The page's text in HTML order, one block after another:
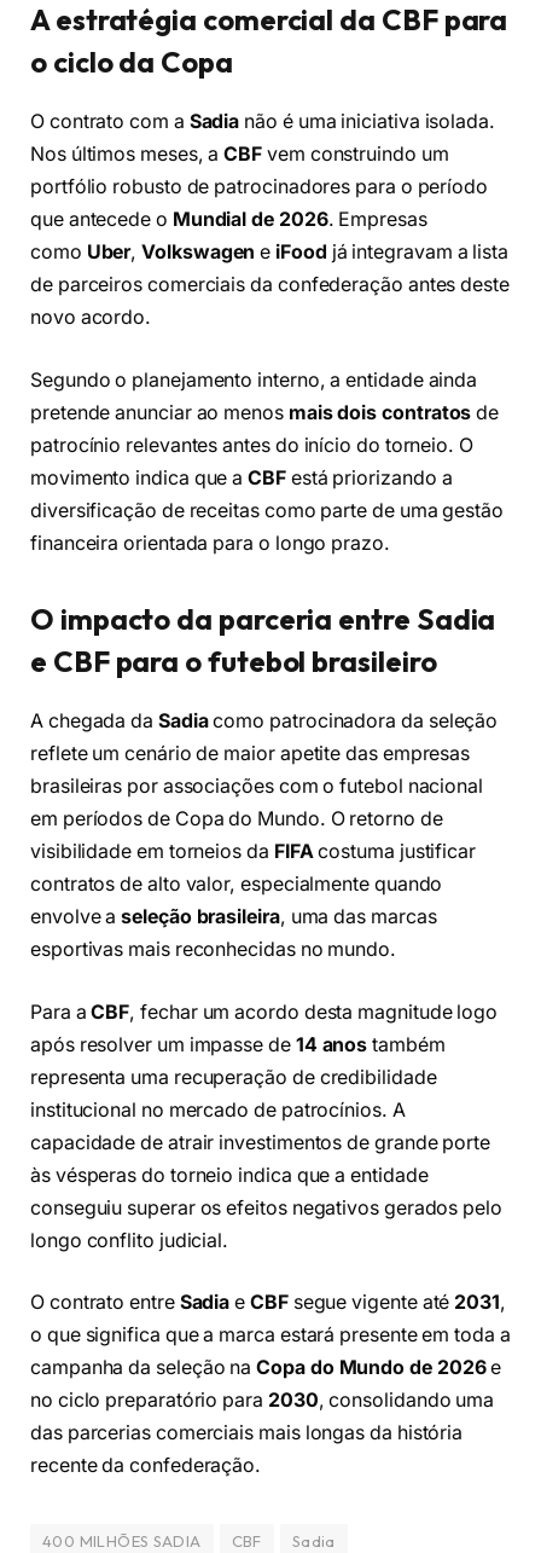
A estratégia comercial da CBF para
o ciclo da Copa
O contrato com a Sadia não é uma iniciativa isolada.
Nos últimos meses, aCBF vem construindo um
portfólio robusto de patrocinadores para o período
que antecede o Mundial de 2026. Empresas
como Uber,Volkswagen e iFood já integravam a lista
de parceiros comerciais da confederação antes deste
novo acordo.
Segundo o planejamento interno, a entidade ainda
pretende anunciar ao menos mais dois contratos de
patrocínio relevantes antes do início do torneio. O
movimento indica que aCBFestá priorizando a
diversificação de receitas como parte de uma gestão
financeira orientada para o longo prazo.
O impacto da parceria entre Sadia
e CBF para o futebol brasileiro
A chegada da Sadiacomo patrocinadora da seleção
reflete um cenário de maior apetite das empresas
brasileiras por associações com o futebol nacional
em períodos de Copa do Mundo. O retorno de
visibilidade em torneios da FIFAcostuma justificar
contratos de alto valor, especialmente quando
envolve aseleção brasileira, uma das marcas
esportivas mais reconhecidas no mundo.
Para aCBF, fechar um acordo desta magnitude logo
após resolver um impasse de 14 anos também
representa uma recuperação de credibilidade
institucional no mercado de patrocínios. A
capacidade de atrair investimentos de grande porte
às vésperas do torneio indica que a entidade
conseguiu superar os efeitos negativos gerados pelo
longo conflito judicial.
O contrato entre Sadia eCBFsegue vigente até 2031,
o que significa que a marca estará presente em toda a
campanha da seleção naCopa do Mundo de 2026e
no ciclo preparatório para 2030, consolidando uma
das parcerias comerciais mais longas da história
recente da confederação.
400 MILHÕES SADIA CBF Sadia